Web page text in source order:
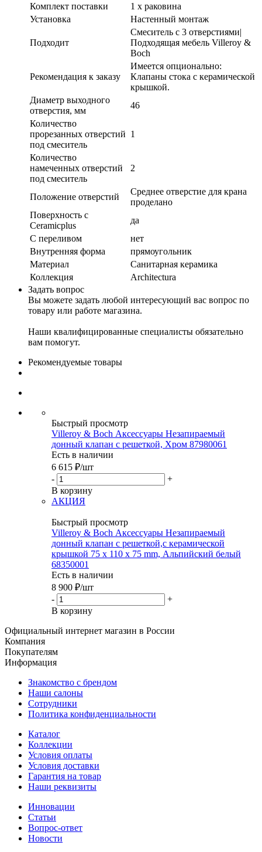
Комплект поставки
1 x раковина
Установка
Настенный монтаж
Подходит
Смеситель с 3 отверстиями|
Подходящая мебель Villeroy &
Boch
Рекомендация к заказу
Имеется опционально:
Клапаны стока с керамической
крышкой.
Диаметр выходного
отверстия, мм
46
Количество
прорезанных отверстий
под смеситель
1
Количество
намеченных отверстий
под смеситель
2
Положение отверстий
Среднее отверстие для крана
проделано
Поверхность с
Ceramicplus
да
С переливом
нет
Внутренняя форма
прямоугольник
Материал
Санитарная керамика
Коллекция
Architectura
Задать вопрос
Вы можете задать любой интересующий вас вопрос по
товару или работе магазина.
Наши квалифицированные специалисты обязательно
вам помогут.
Рекомендуемые товары
Быстрый просмотр
Villeroy & Boch Аксессуары Незапираемый
донный клапан с решеткой, Хром 87980061
Есть в наличии
6 615 ₽/шт
-
+
В корзину
АКЦИЯ
Быстрый просмотр
Villeroy & Boch Аксессуары Незапираемый
донный клапан с решеткой,с керамической
крышкой 75 x 110 x 75 mm, Альпийский белый
68350001
Есть в наличии
8 900 ₽/шт
-
+
В корзину
Официальный интернет магазин в России
Компания
Покупателям
Информация
Знакомство с брендом
Наши салоны
Сотрудники
Политика конфиденциальности
Каталог
Коллекции
Условия оплаты
Условия доставки
Гарантия на товар
Наши реквизиты
Инновации
Статьи
Вопрос-ответ
Новости